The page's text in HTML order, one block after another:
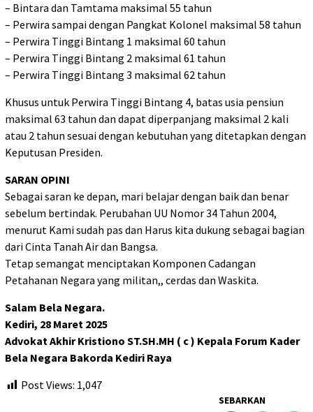
– Bintara dan Tamtama maksimal 55 tahun
– Perwira sampai dengan Pangkat Kolonel maksimal 58 tahun
– Perwira Tinggi Bintang 1 maksimal 60 tahun
– Perwira Tinggi Bintang 2 maksimal 61 tahun
– Perwira Tinggi Bintang 3 maksimal 62 tahun
Khusus untuk Perwira Tinggi Bintang 4, batas usia pensiun
maksimal 63 tahun dan dapat diperpanjang maksimal 2 kali
atau 2 tahun sesuai dengan kebutuhan yang ditetapkan dengan
Keputusan Presiden.
SARAN OPINI
Sebagai saran ke depan, mari belajar dengan baik dan benar
sebelum bertindak. Perubahan UU Nomor 34 Tahun 2004,
menurut Kami sudah pas dan Harus kita dukung sebagai bagian
dari Cinta Tanah Air dan Bangsa.
Tetap semangat menciptakan Komponen Cadangan
Petahanan Negara yang militan,, cerdas dan Waskita.
Salam Bela Negara.
Kediri, 28 Maret 2025
Advokat Akhir Kristiono ST.SH.MH ( c ) Kepala Forum Kader
Bela Negara Bakorda Kediri Raya
Post Views: 1,047
SEBARKAN